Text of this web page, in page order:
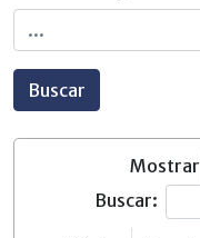
Buscar
Mostrar
Buscar: